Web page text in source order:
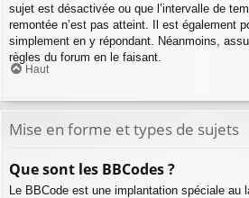
sujet est désactivée ou que l’intervalle de
remontée n’est pas atteint. Il est également
simplement en y répondant. Néanmoins,
règles du forum en le faisant.
Haut
Mise en forme et types de sujets
Que sont les BBCodes ?
Le BBCode est une implantation spéciale au